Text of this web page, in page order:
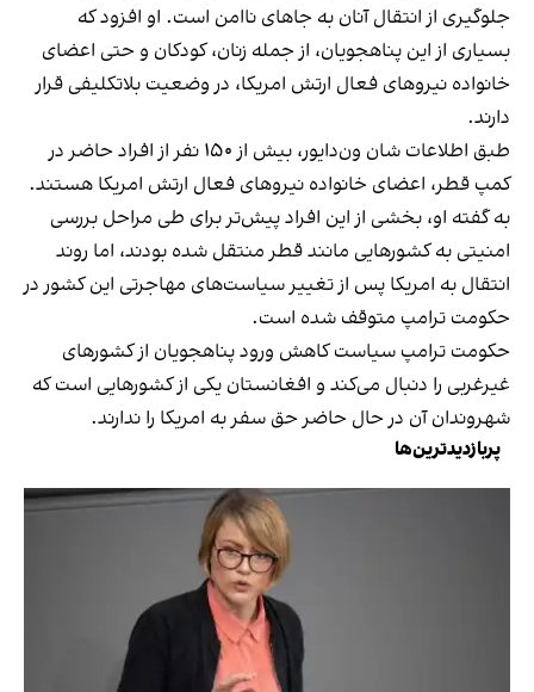
جلوگیری از انتقال آنان به جاهای ناامن است. او افزود که
بسیاری از این پناهجویان، از جمله زنان، کودکان و حتی اعضای
خانواده نیروهای فعال ارتش امریکا، در وضعیت بلاتکلیفی قرار
دارند.
طبق اطلاعات شان ون‌دایور، بیش از ۱۵۰ نفر از افراد حاضر در
کمپ قطر، اعضای خانواده نیروهای فعال ارتش امریکا هستند.
به گفته او، بخشی از این افراد پیش‌تر برای طی مراحل بررسی
امنیتی به کشورهایی مانند قطر منتقل شده بودند، اما روند
انتقال به امریکا پس از تغییر سیاست‌های مهاجرتی این کشور در
حکومت ترامپ متوقف شده است.
حکومت ترامپ سیاست کاهش ورود پناهجویان از کشورهای
غیرغربی را دنبال می‌کند و افغانستان یکی از کشورهایی است که
شهروندان آن در حال حاضر حق سفر به امریکا را ندارند.
پربازدیدترین‌ها